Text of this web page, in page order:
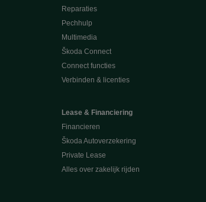
Reparaties
Pechhulp
Multimedia
Škoda Connect
Connect functies
Verbinden & licenties
Lease & Financiering
Financieren
Škoda Autoverzekering
Private Lease
Alles over zakelijk rijden